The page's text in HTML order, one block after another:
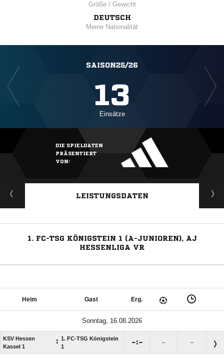
Größe / Gewicht
DEUTSCH
Meine Nationalität
SAISON25/26
13
Einsätze
DIE SPIELDATEN
PRÄSENTIERT
VON:
LEISTUNGSDATEN
1. FC-TSG KÖNIGSTEIN 1 (A-JUNIOREN), AJ
HESSENLIGA VR
Heim Gast Erg.
Sonntag, 16.08.2026
KSV Hessen
Kassel 1
: 1. FC-TSG Königstein
1
: – –